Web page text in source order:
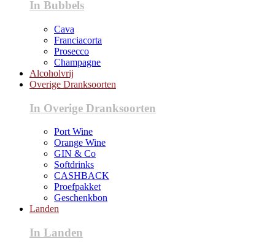
In Bubbels
Cava
Franciacorta
Prosecco
Champagne
Alcoholvrij
Overige Dranksoorten
In Overige Dranksoorten
Port Wine
Orange Wine
GIN & Co
Softdrinks
CASHBACK
Proefpakket
Geschenkbon
Landen
In Landen